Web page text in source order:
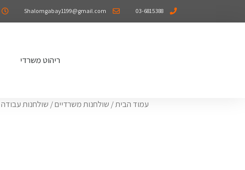
03-6815388
Shalomgabay1199@gmail.com
ריהוט משרדי
עמוד הבית/ שולחנות משרדיים/ שולחנות עבודה